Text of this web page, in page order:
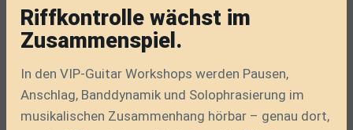
Riffkontrolle wächst im
Zusammenspiel.
In den VIP-Guitar Workshops werden Pausen,
Anschlag, Banddynamik und Solophrasierung im
musikalischen Zusammenhang hörbar – genau dort,